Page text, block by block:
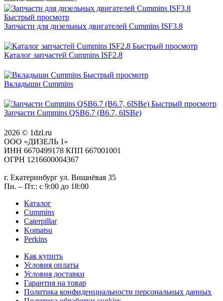
Быстрый просмотр
Запчасти для дизельных двигателей Cummins ISF3.8
Быстрый просмотр
Каталог запчастей Cummins ISF2.8
Быстрый просмотр
Вкладыши Cummins
Быстрый просмотр
Запчасти Cummins QSB6.7 (B6.7, 6ISBe)
2026 © 1dzl.ru
ООО «ДИЗЕЛЬ 1»
ИНН 6670499178 КПП 667001001
ОГРН 1216600004367
г. Екатеринбург ул. Вишнёвая 35
Пн. – Пт.: с 9:00 до 18:00
Каталог
Cummins
Caterpillar
Komatsu
Perkins
Как купить
Условия оплаты
Условия доставки
Гарантия на товар
Политика конфиденциальности персональных данных